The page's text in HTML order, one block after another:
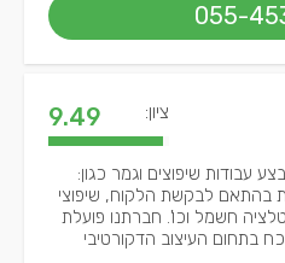
055-
ציון: 9.49
עבודות שיפוצים וגמר כגון:
בהתאם לבקשת הלקוח, שיפוצי
חשמל וכו'. חברתנו פועלת
מוכח בתחום העיצוב הדקורטיבי